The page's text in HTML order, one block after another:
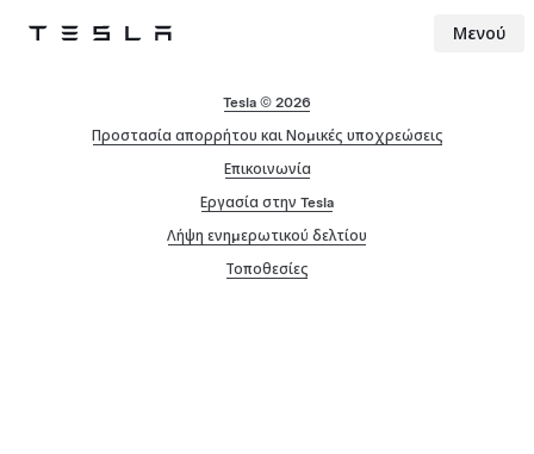
Tesla Μενού
Tesla © 2026
Προστασία απορρήτου και Νομικές υποχρεώσεις
Επικοινωνία
Εργασία στην Tesla
Λήψη ενημερωτικού δελτίου
Τοποθεσίες